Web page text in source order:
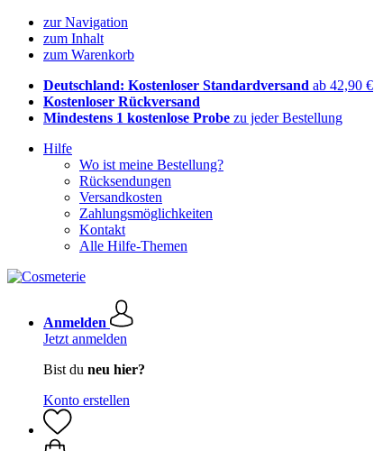
zur Navigation
zum Inhalt
zum Warenkorb
Deutschland: Kostenloser Standardversand ab 42,90 €
Kostenloser Rückversand
Mindestens 1 kostenlose Probe zu jeder Bestellung
Hilfe
Wo ist meine Bestellung?
Rücksendungen
Versandkosten
Zahlungsmöglichkeiten
Kontakt
Alle Hilfe-Themen
Anmelden
Jetzt anmelden
Bist du neu hier?
Konto erstellen